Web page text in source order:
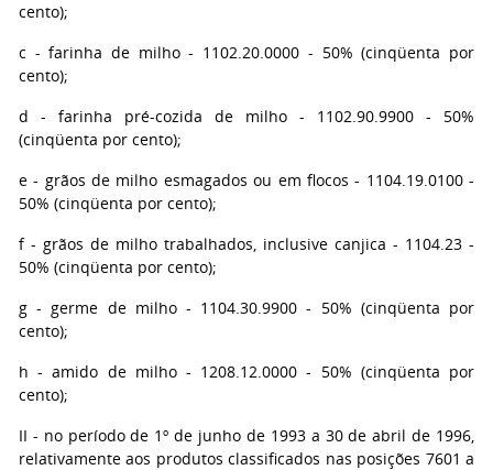
cento);
c - farinha de milho - 1102.20.0000 - 50% (cinqüenta por
cento);
d - farinha pré-cozida de milho - 1102.90.9900 - 50%
(cinqüenta por cento);
e - grãos de milho esmagados ou em flocos - 1104.19.0100 -
50% (cinqüenta por cento);
f - grãos de milho trabalhados, inclusive canjica - 1104.23 -
50% (cinqüenta por cento);
g - germe de milho - 1104.30.9900 - 50% (cinqüenta por
cento);
h - amido de milho - 1208.12.0000 - 50% (cinqüenta por
cento);
II - no período de 1º de junho de 1993 a 30 de abril de 1996,
relativamente aos produtos classificados nas posições 7601 a